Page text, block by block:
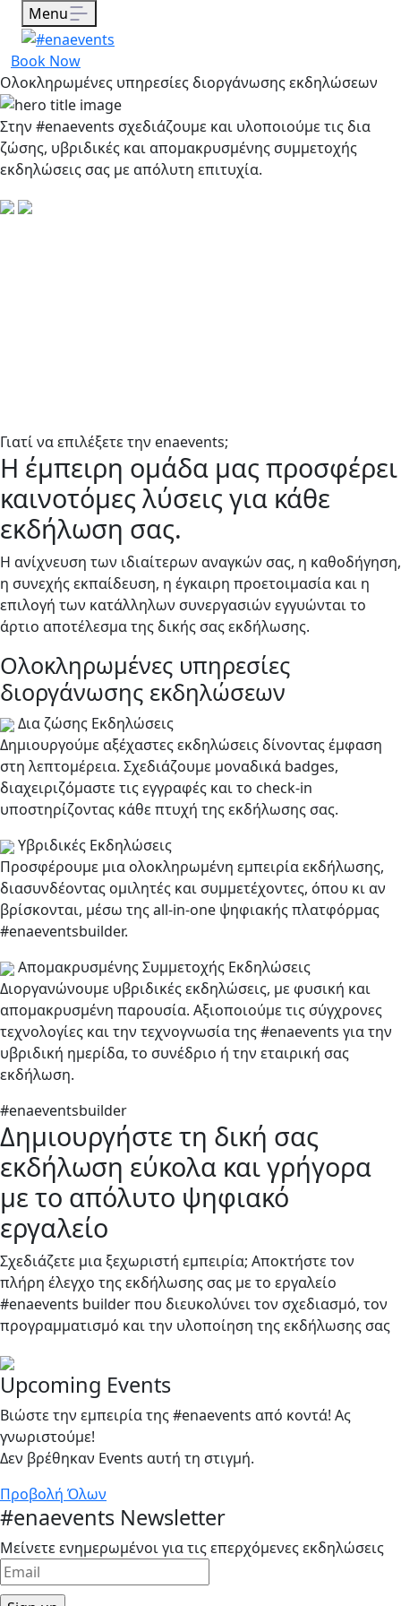
Menu
Book Now
Oλοκληρωμένες υπηρεσίες διοργάνωσης εκδηλώσεων
Στην #enaevents σχεδιάζουμε και υλοποιούμε τις δια
ζώσης, υβριδικές και απομακρυσμένης συμμετοχής
εκδηλώσεις σας με απόλυτη επιτυχία.
Γιατί να επιλέξετε την enaevents;
Η έμπειρη ομάδα μας προσφέρει
καινοτόμες λύσεις για κάθε
εκδήλωση σας.
Η ανίχνευση των ιδιαίτερων αναγκών σας, η καθοδήγηση,
η συνεχής εκπαίδευση, η έγκαιρη προετοιμασία και η
επιλογή των κατάλληλων συνεργασιών εγγυώνται το
άρτιο αποτέλεσμα της δικής σας εκδήλωσης.
Oλοκληρωμένες υπηρεσίες
διοργάνωσης εκδηλώσεων
Δια ζώσης Εκδηλώσεις
Δημιουργούμε αξέχαστες εκδηλώσεις δίνοντας έμφαση
στη λεπτομέρεια. Σχεδιάζουμε μοναδικά badges,
διαχειριζόμαστε τις εγγραφές και το check-in
υποστηρίζοντας κάθε πτυχή της εκδήλωσης σας.
Υβριδικές Εκδηλώσεις
Προσφέρουμε μια ολοκληρωμένη εμπειρία εκδήλωσης,
διασυνδέοντας ομιλητές και συμμετέχοντες, όπου κι αν
βρίσκονται, μέσω της all-in-one ψηφιακής πλατφόρμας
#enaeventsbuilder.
Απομακρυσμένης Συμμετοχής Εκδηλώσεις
Διοργανώνουμε υβριδικές εκδηλώσεις, με φυσική και
απομακρυσμένη παρουσία. Αξιοποιούμε τις σύγχρονες
τεχνολογίες και την τεχνογνωσία της #enaevents για την
υβριδική ημερίδα, το συνέδριο ή την εταιρική σας
εκδήλωση.
#enaeventsbuilder
Δημιουργήστε τη δική σας
εκδήλωση εύκολα και γρήγορα
με το απόλυτο ψηφιακό
εργαλείο
Σχεδιάζετε μια ξεχωριστή εμπειρία; Αποκτήστε τον
πλήρη έλεγχο της εκδήλωσης σας με το εργαλείο
#enaevents builder που διευκολύνει τον σχεδιασμό, τον
προγραμματισμό και την υλοποίηση της εκδήλωσης σας
Upcoming Events
Βιώστε την εμπειρία της #enaevents από κοντά! Ας
γνωριστούμε!
Δεν βρέθηκαν Events αυτή τη στιγμή.
Προβολή Όλων
#enaevents Newsletter
Μείνετε ενημερωμένοι για τις επερχόμενες εκδηλώσεις